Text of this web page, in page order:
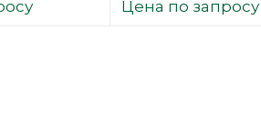
березовая
Цена по запросу